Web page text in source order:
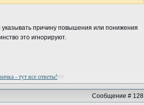
причину повышения или понижения
это игнорируют.
- тут все ответы!!!!!
Сообщение # 128